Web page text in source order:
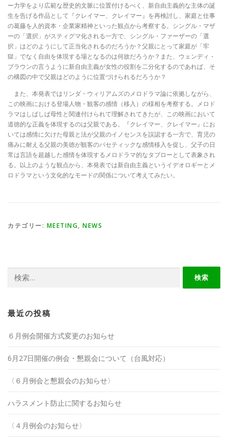
ー力学をより広範な歴史的文脈に位置付けるべく、新自由主義的な主体の誕
生を告げる作品として『クレイマー、クレイマー』を再検討し、家庭と仕事
の葛藤を人的資本・企業家精神といった観点から考察する。シングル・マザ
ーの「選択」がスティグマ化される一方で、シングル・ファーザーの「選
択」はどのようにして正当化されるのだろうか？父親にとって家庭が「牢
獄」でなく自由を体現する場となるのは何故だろうか？また、ウェンディ・
ブラウンの言うように新自由主義が女性の役割を二分化するのであれば、そ
の構図の中で父親はどのように位置づけられるだろうか？
また、本発表ではリンダ・ウィリアムズのメロドラマ論に依拠しながら、
この映画における登場人物・観客の感情（移入）の様相を考察する。メロド
ラマはしばしば母性と関連付けられて理解されてきたが、この映画において
道徳的な正義を体現するのは父親である。『クレイマー、クレイマー』にお
いては感情に欠けた母親と法が父親のイノセンスを誤認する一方で、育児の
痛みに耐える父親の美徳が観客のパセティックな感情移入を促し、父子の日
常は言語を超越した感情を体現するメロドラマ的なタブローとして表象され
る。以上のような観点から、本発表では新自由主義というイデオロギーとメ
ロドラマという文化的なモードの関係について考えてみたい。
カテゴリー: MEETING, NEWS
索:
最近の投稿
６月例会開催方式変更のお知らせ
6月27日開催の例会・懇親会について（台風対応）
〈６月例会と懇親会のお知らせ〉
ハラスメント防止に関するお知らせ
〈４月例会のお知らせ〉